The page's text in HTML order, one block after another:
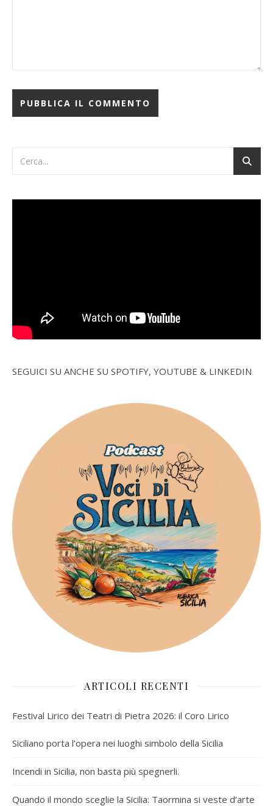
SEGUICI SU ANCHE SU SPOTIFY, YOUTUBE & LINKEDIN
ARTICOLI RECENTI
Festival Lirico dei Teatri di Pietra 2026: il Coro Lirico
Siciliano porta l’opera nei luoghi simbolo della Sicilia
Incendi in Sicilia, non basta più spegnerli.
Quando il mondo sceglie la Sicilia: Taormina si veste d’arte